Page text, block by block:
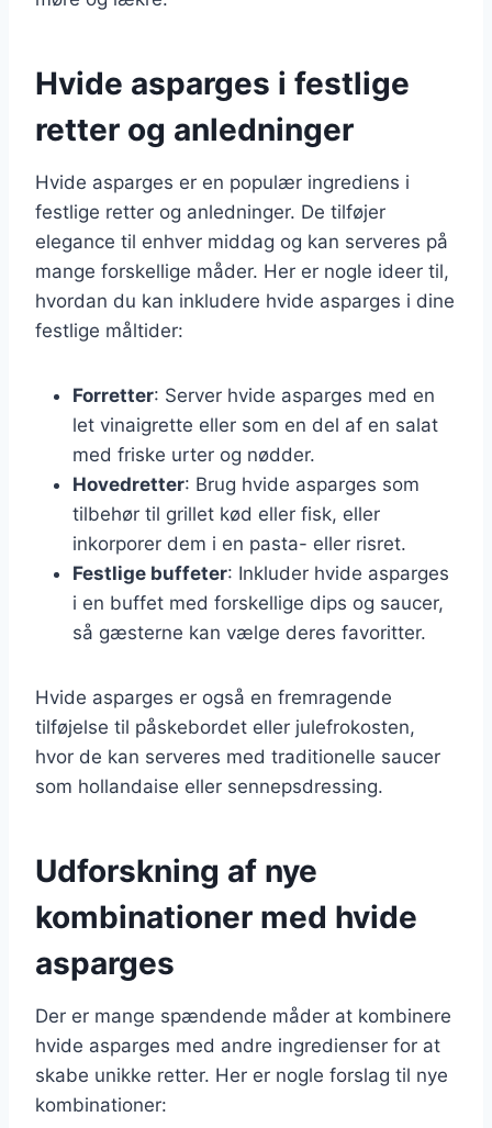
Hvide asparges i festlige
retter og anledninger
Hvide asparges er en populær ingrediens i
festlige retter og anledninger. De tilføjer
elegance til enhver middag og kan serveres på
mange forskellige måder. Her er nogle ideer til,
hvordan du kan inkludere hvide asparges i dine
festlige måltider:
Forretter: Server hvide asparges med en
let vinaigrette eller som en del af en salat
med friske urter og nødder.
Hovedretter: Brug hvide asparges som
tilbehør til grillet kød eller fisk, eller
inkorporer dem i en pasta- eller risret.
Festlige buffeter: Inkluder hvide asparges
i en buffet med forskellige dips og saucer,
så gæsterne kan vælge deres favoritter.
Hvide asparges er også en fremragende
tilføjelse til påskebordet eller julefrokosten,
hvor de kan serveres med traditionelle saucer
som hollandaise eller sennepsdressing.
Udforskning af nye
kombinationer med hvide
asparges
Der er mange spændende måder at kombinere
hvide asparges med andre ingredienser for at
skabe unikke retter. Her er nogle forslag til nye
kombinationer: